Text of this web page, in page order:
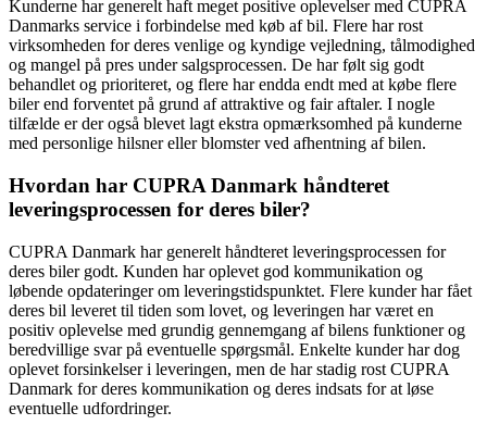
Kunderne har generelt haft meget positive oplevelser med CUPRA
Danmarks service i forbindelse med køb af bil. Flere har rost
virksomheden for deres venlige og kyndige vejledning, tålmodighed
og mangel på pres under salgsprocessen. De har følt sig godt
behandlet og prioriteret, og flere har endda endt med at købe flere
biler end forventet på grund af attraktive og fair aftaler. I nogle
tilfælde er der også blevet lagt ekstra opmærksomhed på kunderne
med personlige hilsner eller blomster ved afhentning af bilen.
Hvordan har CUPRA Danmark håndteret
leveringsprocessen for deres biler?
CUPRA Danmark har generelt håndteret leveringsprocessen for
deres biler godt. Kunden har oplevet god kommunikation og
løbende opdateringer om leveringstidspunktet. Flere kunder har fået
deres bil leveret til tiden som lovet, og leveringen har været en
positiv oplevelse med grundig gennemgang af bilens funktioner og
beredvillige svar på eventuelle spørgsmål. Enkelte kunder har dog
oplevet forsinkelser i leveringen, men de har stadig rost CUPRA
Danmark for deres kommunikation og deres indsats for at løse
eventuelle udfordringer.